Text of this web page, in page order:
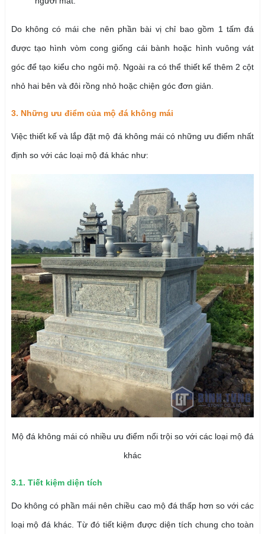
Do không có mái che nên phần bài vị chỉ bao gồm 1 tấm đá
được tạo hình vòm cong giống cái bành hoặc hình vuông vát
góc để tạo kiểu cho ngôi mộ. Ngoài ra có thể thiết kế thêm 2 cột
nhỏ hai bên và đôi rồng nhỏ hoặc chiện góc đơn giản.
3. Những ưu điểm của mộ đá không mái
Việc thiết kế và lắp đặt mộ đá không mái có những ưu điểm nhất
định so với các loại mộ đá khác như:
Mộ đá không mái có nhiều ưu điểm nổi trội so với các loại mộ đá
khác
3.1. Tiết kiệm diện tích
Do không có phần mái nên chiều cao mộ đá thấp hơn so với các
loại mộ đá khác. Từ đó tiết kiệm được diện tích chung cho toàn